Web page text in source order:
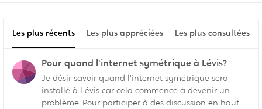
Les plus récents Les plus appréciées Les plus consultées
Pour quand l'internet symétrique à Lévis?
Je désir savoir quand l'internet symétrique sera
installé à Lévis car cela commence à devenir un
problème. Pour participer à des discussion en haute